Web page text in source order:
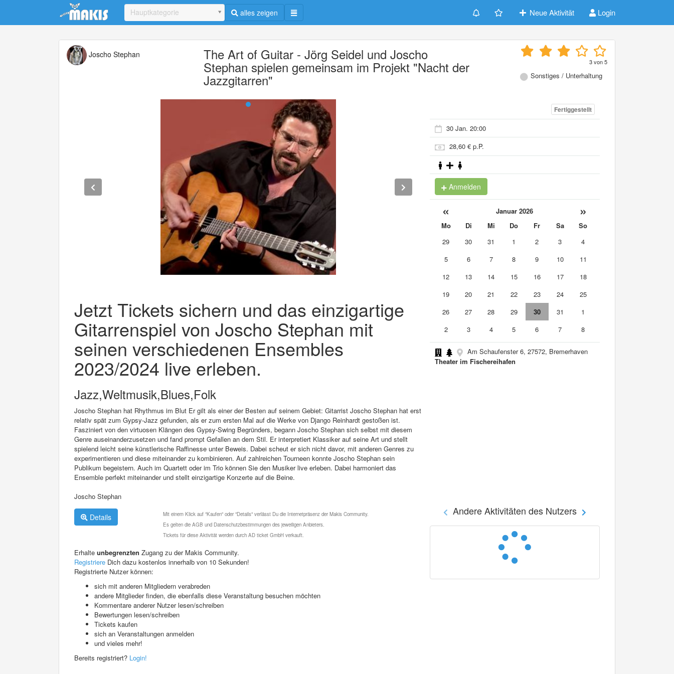
Update cookies preferences
Hauptkategorie alles zeigen Neue Aktivität Login
Joscho Stephan The Art of Guitar - Jörg Seidel und Joscho
Stephan spielen gemeinsam im Projekt "Nacht der
Jazzgitarren"
3von5
Sonstiges / Unterhaltung
Jetzt Tickets sichern und das einzigartige
Gitarrenspiel von Joscho Stephan mit
seinen verschiedenen Ensembles
2023/2024 live erleben.
Jazz,Weltmusik,Blues,Folk
Joscho Stephan hat Rhythmus im Blut Er gilt als einer der Besten auf seinem Gebiet: Gitarrist Joscho Stephan hat erst
relativ spät zum Gypsy-Jazz gefunden, als er zum ersten Mal auf die Werke von Django Reinhardt gestoßen ist.
Fasziniert von den virtuosen Klängen des Gypsy-Swing Begründers, begann Joscho Stephan sich selbst mit diesem
Genre auseinanderzusetzen und fand prompt Gefallen an dem Stil. Er interpretiert Klassiker auf seine Art und stellt
spielend leicht seine künstlerische Raffinesse unter Beweis. Dabei scheut er sich nicht davor, mit anderen Genres zu
experimentieren und diese miteinander zu kombinieren. Auf zahlreichen Tourneen konnte Joscho Stephan sein
Publikum begeistern. Auch im Quartett oder im Trio können Sie den Musiker live erleben. Dabei harmoniert das
Ensemble perfekt miteinander und stellt einzigartige Konzerte auf die Beine.
Joscho Stephan
Details
Mit einem Klick auf "Kaufen" oder "Details" verlässt Du die Internetpräsenz der Makis Community.
Es gelten die AGB und Datenschutzbestimmungen des jeweiligen Anbieters.
Tickets für diese Aktivität werden durch AD ticket GmbH verkauft.
Erhalte unbegrenzten Zugang zu der Makis Community.
Registriere Dich dazu kostenlos innerhalb von 10 Sekunden!
Registrierte Nutzer können:
sich mit anderen Mitgliedern verabreden
andere Mitglieder finden, die ebenfalls diese Veranstaltung besuchen möchten
Kommentare anderer Nutzer lesen/schreiben
Bewertungen lesen/schreiben
Tickets kaufen
sich an Veranstaltungen anmelden
und vieles mehr!
Bereits registriert? Login!
Fertiggestellt
30 Jan. 20:00
28,60 € p.P.
Anmelden
« Januar 2026 »
Mo Di Mi Do Fr Sa
So
29
30 31 1 2 3
4
5
6 7 8 9 10
11
12
13 14 15 16 17
18
19
20 21 22 23 24
25
26
27 28 29 30 31
1
2
3 4 5 6 7 8
Am Schaufenster 6, 27572, Bremerhaven
Theater im Fischereihafen
Andere Aktivitäten des Nutzers